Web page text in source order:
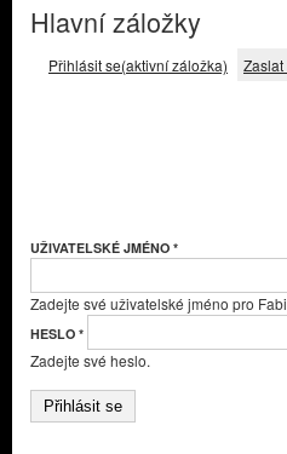
Hlavní záložky
Přihlásit se(aktivní záložka)
UŽIVATELSKÉ JMÉNO *
Zadejte své uživatelské jméno pro
HESLO *
Zadejte své heslo.